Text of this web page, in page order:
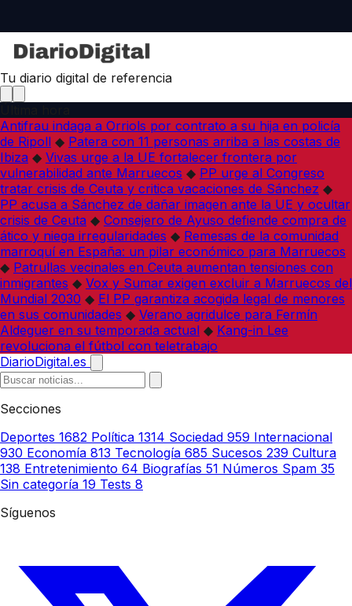
Tu diario digital de referencia
Antifrau indaga a Orriols por contrato a su hija en policía
de Ripoll ◆ Patera con 11 personas arriba a las costas de
Ibiza ◆ Vivas urge a la UE fortalecer frontera por
vulnerabilidad ante Marruecos ◆ PP urge al Congreso
tratar crisis de Ceuta y critica vacaciones de Sánchez ◆
PP acusa a Sánchez de dañar imagen ante la UE y ocultar
crisis de Ceuta ◆ Consejero de Ayuso defiende compra de
ático y niega irregularidades ◆ Remesas de la comunidad
marroquí en España: un pilar económico para Marruecos
◆ Patrullas vecinales en Ceuta aumentan tensiones con
inmigrantes ◆ Vox y Sumar exigen excluir a Marruecos del
Mundial 2030 ◆ El PP garantiza acogida legal de menores
en sus comunidades ◆ Verano agridulce para Fermín
Aldeguer en su temporada actual ◆ Kang-in Lee
revoluciona el fútbol con teletrabajo
DiarioDigital.es
Secciones
Deportes 1682 Política 1314 Sociedad 959 Internacional
930 Economía 813 Tecnología 685 Sucesos 239 Cultura
138 Entretenimiento 64 Biografías 51 Números Spam 35
Sin categoría 19 Tests 8
Síguenos